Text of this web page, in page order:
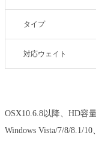
タイプ
対応ウェイト
OSX10.6.8以降、HD容
Windows Vista/7/8/8.1/